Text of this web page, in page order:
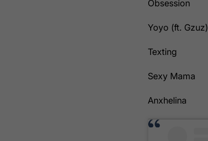
Obsession
Yoyo (ft. Gzuz)
Texting
Sexy Mama
Anxhelina